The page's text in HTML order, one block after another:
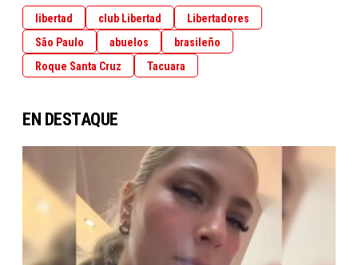
libertad club Libertad
Libertadores
São Paulo
abuelos
brasileño
Roque Santa Cruz
Tacuara
EN DESTAQUE